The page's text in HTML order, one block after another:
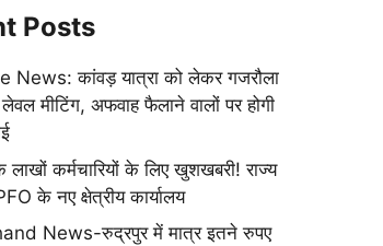
Posts
News: कांवड़ यात्रा को लेकर गजरौला
मीटिंग, अफवाह फैलाने वालों पर होगी
लाखों कर्मचारियों के लिए खुशखबरी! राज्य
के नए क्षेत्रीय कार्यालय
News-रुद्रपुर में मात्र इतने रुपए